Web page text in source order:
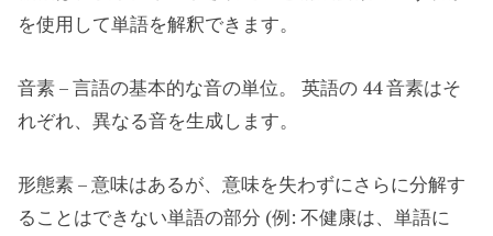
を使用して単語を解釈できます。
音素 – 言語の基本的な音の単位。 英語の 44 音素はそ
れぞれ、異なる音を生成します。
形態素 – 意味はあるが、意味を失わずにさらに分解す
ることはできない単語の部分 (例: 不健康は、単語に